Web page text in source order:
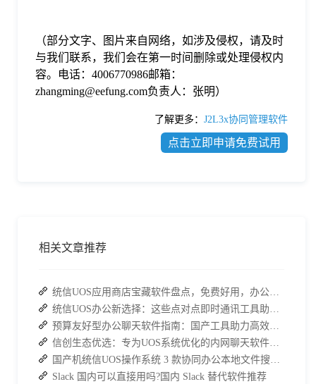
（部分文字、图片来自网络，如涉及侵权，请及时
与我们联系，我们会在第一时间删除或处理侵权内
容。电话：4006770986邮箱：
zhangming@eefung.com负责人：张明）
了解更多： J2L3x协同管理软件
点击立即申请免费试用
相关文章推荐
统信UOS应用商店宝藏软件盘点，免费好用，办公效率直接拉满
统信UOS办公新选择：这些点对点即时通讯工具助力安全高效协作
预算友好型办公聊天软件指南：国产工具助力高效协作
信创生态优选：专为UOS系统优化的内网聊天软件大全
国产机统信UOS操作系统 3 款协同办公本地文件搜索神器介绍
Slack 国内可以直接用吗?国内 Slack 替代软件推荐